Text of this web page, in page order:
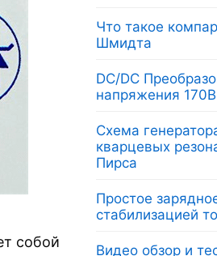
собой
Что такое
Шмидта
DC/DC
напряжения
Схема
кварцевых
Пирса
Простое
стабилизацией
Видео обзор и